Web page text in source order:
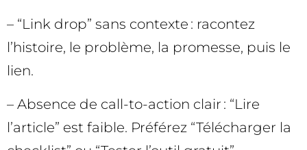
– “Link drop” sans contexte : racontez
l’histoire, le problème, la promesse, puis le
lien.
– Absence de call-to-action clair : “Lire
l’article” est faible. Préférez “Télécharger la